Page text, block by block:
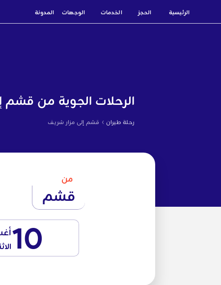
الرئيسية الحجز الخدمات الوجهات المدونة
الرحلات الجوية من قشم
رحلة طيران › قشم إلى مزار شريف
من
قشم
10